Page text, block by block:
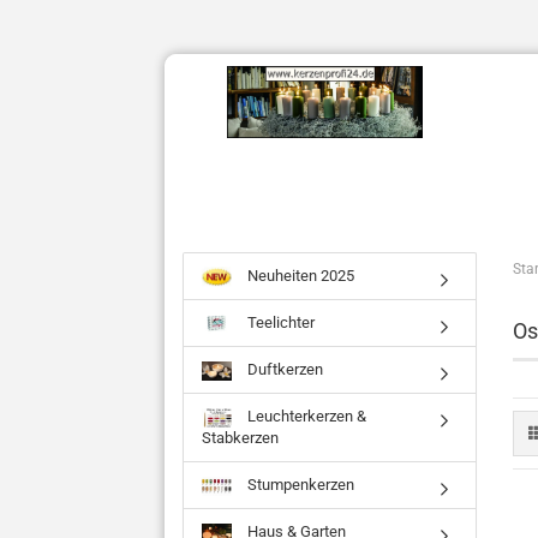
Neuheiten 2025
Teelichter
Duftkerzen
Leuchterkerzen &
Stabkerzen
Stumpenkerzen
Haus & Garten